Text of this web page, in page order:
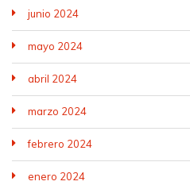
junio 2024
mayo 2024
abril 2024
marzo 2024
febrero 2024
enero 2024